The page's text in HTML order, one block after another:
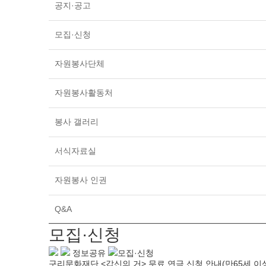
공지·공고
모집·신청
자원봉사단체
자원봉사활동처
봉사 갤러리
서식자료실
자원봉사 인권
Q&A
모집·신청
정보공유
모집·신청
구리문화재단 <갑신의 거> 무료 연극 신청 안내(만65세 이